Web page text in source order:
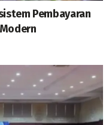
Pembayaran